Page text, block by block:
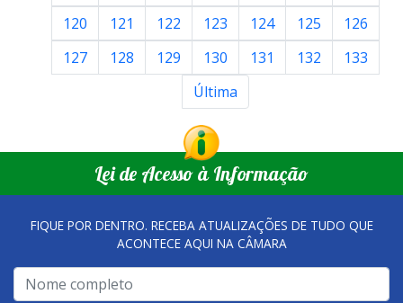
120
121 122 123 124 125
126
127
128 129 130 131 132
133
Última
Lei de Acesso à Informação
FIQUE POR DENTRO. RECEBA ATUALIZAÇÕES DE TUDO QUE
ACONTECE AQUI NA CÂMARA